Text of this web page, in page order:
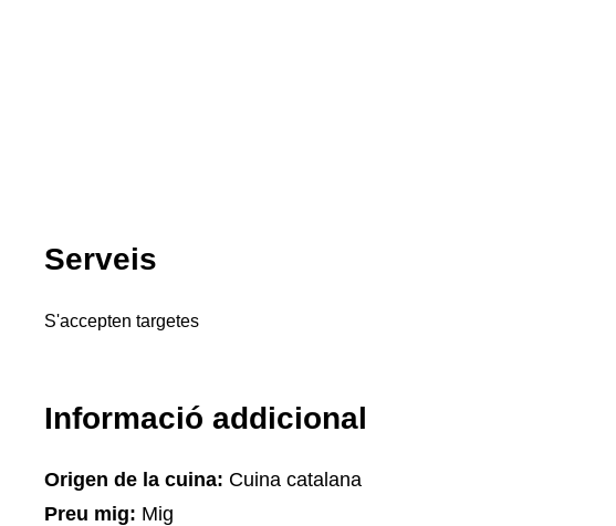
Serveis
S'accepten targetes
Informació addicional
Origen de la cuina: Cuina catalana
Preu mig: Mig